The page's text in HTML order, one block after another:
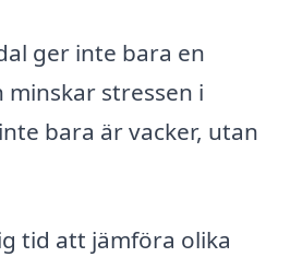
ger inte bara en
stressen i
bara är vacker, utan
tid att jämföra olika